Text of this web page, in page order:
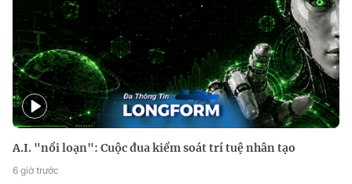
A.I. "nổi loạn": Cuộc đua kiểm soát trí tuệ nhân tạo
6 giờ trước